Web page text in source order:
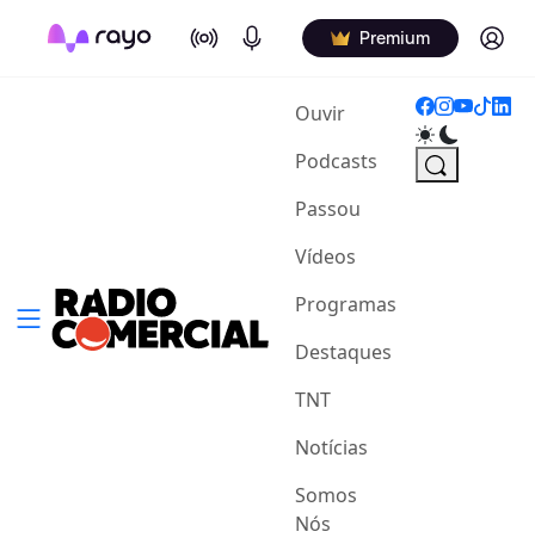
On Air Podcasts Premium Log in
Ouvir(current)
Podcasts
Passou
Vídeos
Programas
Destaques
TNT
Notícias
Somos
Nós